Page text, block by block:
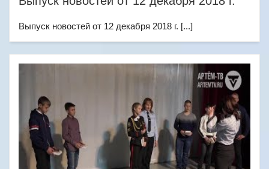
Выпуск новостей от 12 декабря 2018 г. [...]